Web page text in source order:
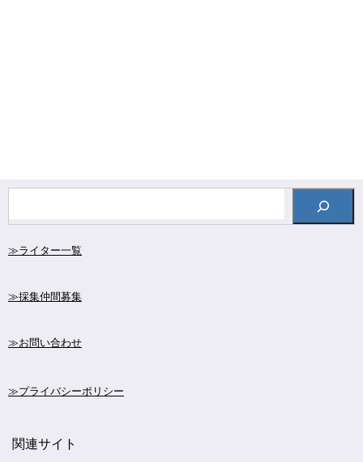
≫ライター一覧
≫採集仲間募集
≫お問い合わせ
≫プライバシーポリシー
関連サイト